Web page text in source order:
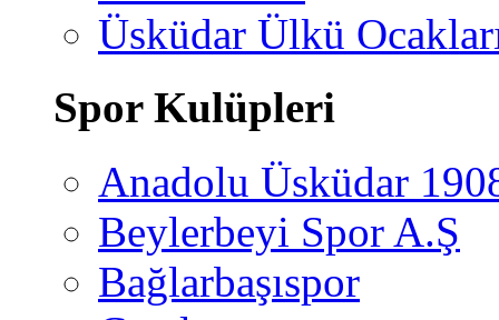
Üsküdar Ülkü
Spor Kulüpleri
Anadolu Üsküdar
Beylerbeyi Spor A.Ş
Bağlarbaşıspor